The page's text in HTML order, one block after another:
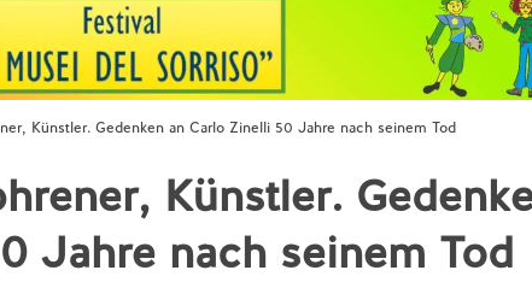
Künstler. Gedenken an Carlo Zinelli 50 Jahre nach seinem Tod
Künstler.
Jahre nach seinem Tod